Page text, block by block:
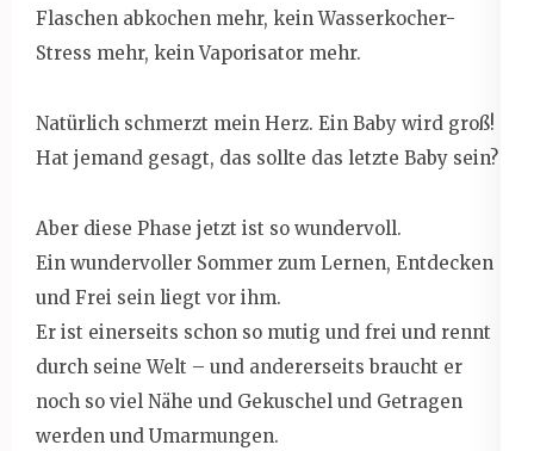
Flaschen abkochen mehr, kein Wasserkocher-
Stress mehr, kein Vaporisator mehr.
Natürlich schmerzt mein Herz. Ein Baby wird groß!
Hat jemand gesagt, das sollte das letzte Baby sein?
Aber diese Phase jetzt ist so wundervoll.
Ein wundervoller Sommer zum Lernen, Entdecken
und Frei sein liegt vor ihm.
Er ist einerseits schon so mutig und frei und rennt
durch seine Welt – und andererseits braucht er
noch so viel Nähe und Gekuschel und Getragen
werden und Umarmungen.